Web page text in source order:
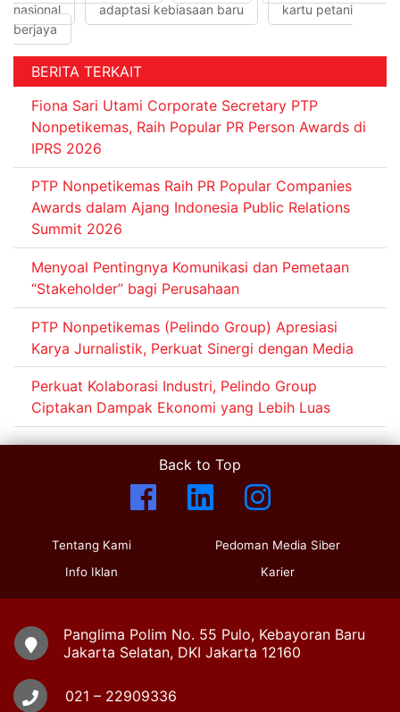
nasional
adaptasi kebiasaan baru
kartu petani
berjaya
BERITA TERKAIT
Fiona Sari Utami Corporate Secretary PTP
Nonpetikemas, Raih Popular PR Person Awards di
IPRS 2026
PTP Nonpetikemas Raih PR Popular Companies
Awards dalam Ajang Indonesia Public Relations
Summit 2026
Menyoal Pentingnya Komunikasi dan Pemetaan
“Stakeholder” bagi Perusahaan
PTP Nonpetikemas (Pelindo Group) Apresiasi
Karya Jurnalistik, Perkuat Sinergi dengan Media
Perkuat Kolaborasi Industri, Pelindo Group
Ciptakan Dampak Ekonomi yang Lebih Luas
Back to Top
Tentang Kami
Info Iklan
Pedoman Media Siber
Karier
Panglima Polim No. 55 Pulo, Kebayoran Baru
Jakarta Selatan, DKI Jakarta 12160
021 – 22909336